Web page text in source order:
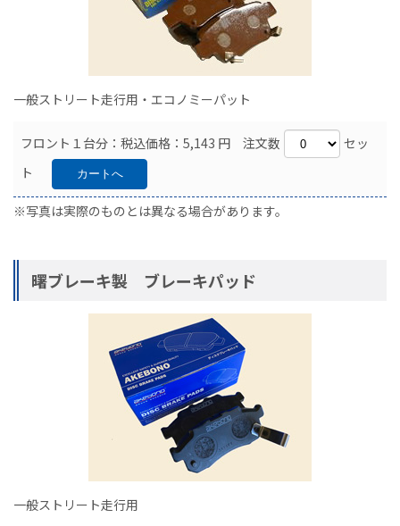
一般ストリート走行用・エコノミーパット
フロント１台分：税込価格：5,143 円 注文数
セッ
ト
※写真は実際のものとは異なる場合があります。
曙ブレーキ製 ブレーキパッド
一般ストリート走行用